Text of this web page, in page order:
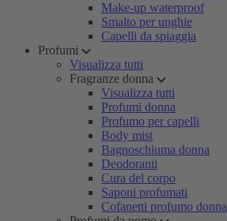
Make-up waterproof
Smalto per unghie
Capelli da spiaggia
Profumi
Visualizza tutti
Fragranze donna
Visualizza tutti
Profumi donna
Profumo per capelli
Body mist
Bagnoschiuma donna
Deodoranti
Cura del corpo
Saponi profumati
Cofanetti profumo donna